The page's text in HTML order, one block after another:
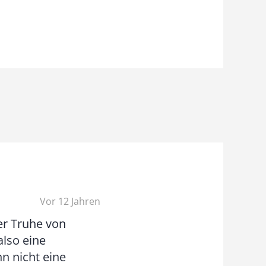
Vor 12 Jahren
Truhe von
eine
nicht eine